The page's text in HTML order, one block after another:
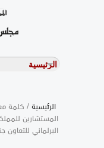
الرئيسية/ كلمة
المستشارين
البرلماني